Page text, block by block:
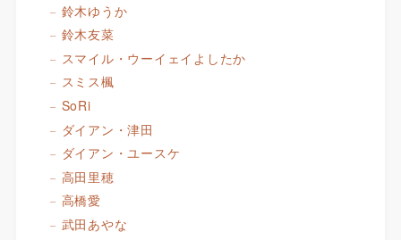
鈴木ゆうか
鈴木友菜
スマイル・ウーイェイよしたか
スミス楓
SoRi
ダイアン・津田
ダイアン・ユースケ
高田里穂
高橋愛
武田あやな